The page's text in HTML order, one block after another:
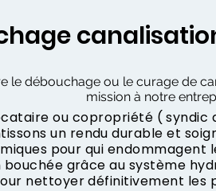
le débouchage ou le curage de
mission à notre
ou copropriété (
un rendu durable et
pour qui endommagent
grâce au système
nettoyer définitivement les